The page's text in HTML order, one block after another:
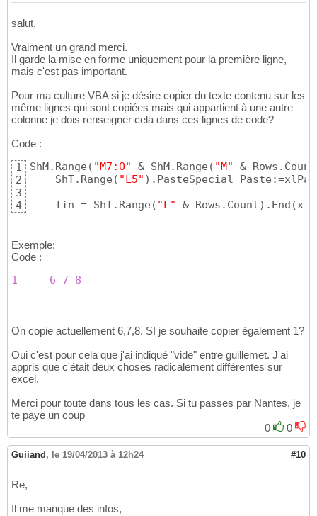
salut,
Vraiment un grand merci.
Il garde la mise en forme uniquement pour la première ligne,
mais c'est pas important.
Pour ma culture VBA si je désire copier du texte contenu sur les
même lignes qui sont copiées mais qui appartient à une autre
colonne je dois renseigner cela dans ces lignes de code?
Code :
1
2
3
4
ShM.Range ( "M7:O" & ShM.Range ( "M" & Rows.Count
    ShT.Range
( "L5" ) .PasteSpecial
    fin = ShT.Range
( "L" & Rows.Count) .End (
Exemple:
Code :
1 6 7 8
On copie actuellement 6,7,8. SI je souhaite copier également 1?
Oui c'est pour cela que j'ai indiqué "vide" entre guillemet. J'ai
appris que c'était deux choses radicalement différentes sur
excel.
Merci pour toute dans tous les cas. Si tu passes par Nantes, je
te paye un coup
0
0
Guiiand , le 19/04/2013 à 12h24 #10
Re,
Il me manque des infos,